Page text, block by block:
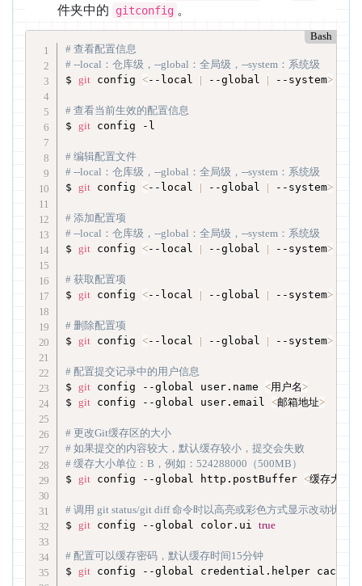
件夹中的
gitconfig 。
Bash
# 查看配置信息
# --local：仓库级，--global：全局级，--system：系统级
$ git config <--local | --global | --system>
# 查看当前生效的配置信息
$ git config -l
# 编辑配置文件
# --local：仓库级，--global：全局级，--system：系统级
$ git config <--local | --global | --system>
# 添加配置项
# --local：仓库级，--global：全局级，--system：系统级
$ git config <--local | --global | --system>
# 获取配置项
$ git config <--local | --global | --system>
# 删除配置项
$ git config <--local | --global | --system>
# 配置提交记录中的用户信息
$ git config --global user.name <用户名>
$ git config --global user.email <邮箱地址>
# 更改Git缓存区的大小
# 如果提交的内容较大，默认缓存较小，提交会失败
# 缓存大小单位：B，例如：524288000（500MB）
$ git config --global http.postBuffer <缓存大小
# 调用 git status/git diff 命令时以高亮或彩色方式显示改动状态
$ git config --global color.ui true
# 配置可以缓存密码，默认缓存时间15分钟
$ git config --global credential.helper cache